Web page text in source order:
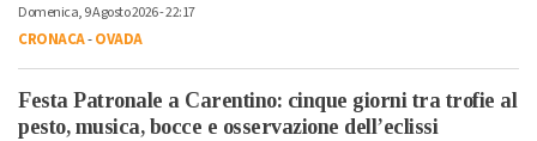
Domenica, 9 Agosto 2026 - 22:17
CRONACA-OVADA
Festa Patronale a Carentino: cinque giorni tra trofie al
pesto, musica, bocce e osservazione dell’eclissi